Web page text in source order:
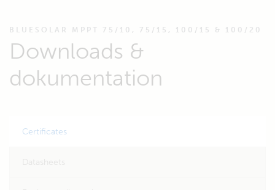
BLUESOLAR MPPT 75/10, 75/15, 100/15 & 100/20
Downloads &
dokumentation
Certificates